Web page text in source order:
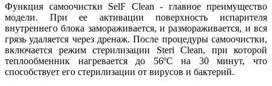
Функция самоочистки SelF Clean - главное преимущество
модели. При ее активации поверхность испарителя
внутреннего блока замораживается, и размораживается, и вся
грязь удаляется через дренаж. После процедуры самоочистки,
включается режим стерилизации Steri Clean, при которой
теплообменник нагревается до 56ºС на 30 минут, что
способствует его стерилизации от вирусов и бактерий.